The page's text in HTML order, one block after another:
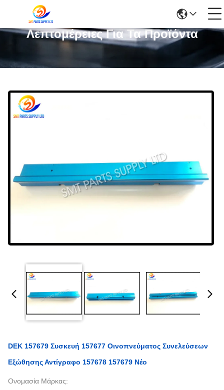
Λεπτομέρειες Για Τα Προϊόντα
DEK 157679 Συσκευή 157677 Οινοπνεύματος Συνελεύσεων
Εξώθησης Αντίγραφο 157678 157679 Νέο
Ονομασία Μάρκας: